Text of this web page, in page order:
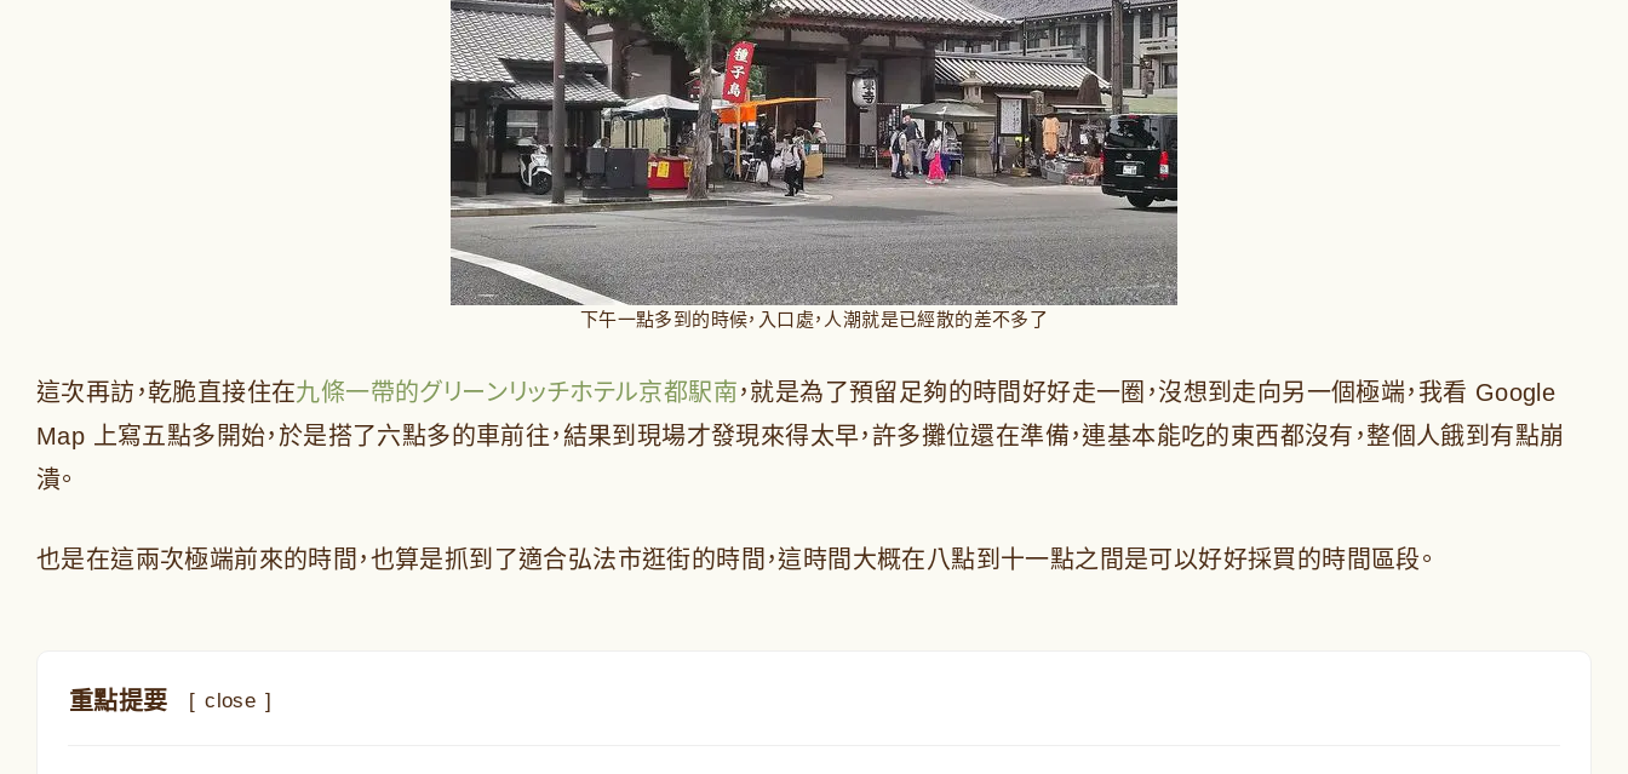
下午一點多到的時候，入口處，人潮就是已經散的差不多了
這次再訪，乾脆直接住在九條一帶的グリーンリッチホテル京都駅南，就是為了預留足夠的時間好好走一圈，沒想到走向另一個極端，我看 Google
Map 上寫五點多開始，於是搭了六點多的車前往，結果到現場才發現來得太早，許多攤位還在準備，連基本能吃的東西都沒有，整個人餓到有點崩
潰。
也是在這兩次極端前來的時間，也算是抓到了適合弘法市逛街的時間，這時間大概在八點到十一點之間是可以好好採買的時間區段。
重點提要 [ close ]